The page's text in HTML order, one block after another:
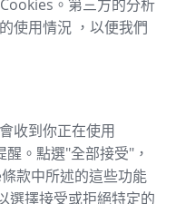
。第三方的分析
使用情況 ，以便我們
收到你正在使用
。點選"全部接受"，
款中所述的這些功能
選擇接受或拒絕特定的